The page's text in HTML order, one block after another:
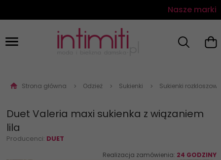
Nasze marki
Strona główna Odzież Sukienki Sukienki
Duet Valeria maxi sukienka z wiązaniem
lila
Producenci: DUET
Realizacja zamówienia: 24 GODZINY